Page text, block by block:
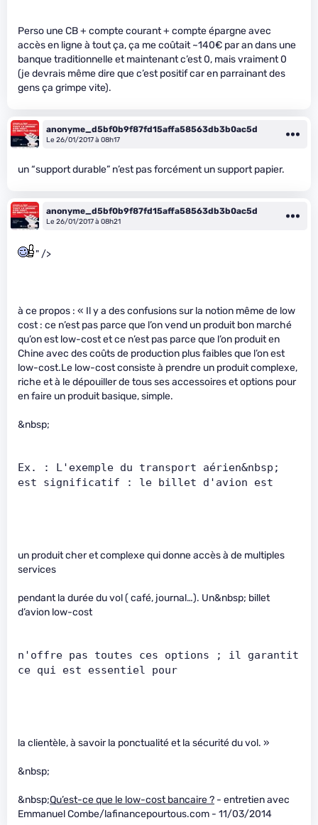
Perso une CB + compte courant + compte épargne avec
accès en ligne à tout ça, ça me coûtait ~140€ par an dans une
banque traditionnelle et maintenant c’est 0, mais vraiment 0
(je devrais même dire que c’est positif car en parrainant des
gens ça grimpe vite).
anonyme_d5bf0b9f87fd15affa58563db3b0ac5d
Le 26/01/2017 à 08h17
un “support durable” n’est pas forcément un support papier.
anonyme_d5bf0b9f87fd15affa58563db3b0ac5d
Le 26/01/2017 à 08h21
" />
à ce propos : « Il y a des confusions sur la notion même de low
cost : ce n’est pas parce que l’on vend un produit bon marché
qu’on est low-cost et ce n’est pas parce que l’on produit en
Chine avec des coûts de production plus faibles que l’on est
low-cost.Le low-cost consiste à prendre un produit complexe,
riche et à le dépouiller de tous ses accessoires et options pour
en faire un produit basique, simple.
&nbsp;
Ex. : L'exemple du transport aérien&nbsp;
un produit cher et complexe qui donne accès à de multiples
services
pendant la durée du vol ( café, journal…). Un&nbsp; billet
d’avion low-cost
n'offre pas toutes ces options ; il garantit
ce qui est essentiel pour
la clientèle, à savoir la ponctualité et la sécurité du vol. »
&nbsp;
&nbsp;Qu’est-ce que le low-cost bancaire ? - entretien avec
Emmanuel Combe/lafinancepourtous.com - 11/03/2014